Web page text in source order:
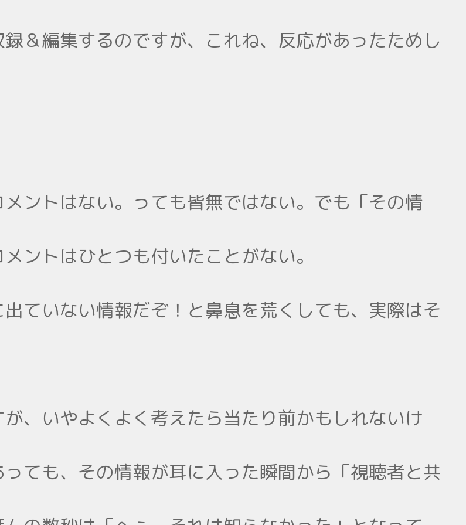
＆編集するのですが、これね、反応があったためし
ントはない。っても皆無ではない。でも「その情
ントはひとつも付いたことがない。
ていない情報だぞ！と鼻息を荒くしても、実際はそ
、いやよくよく考えたら当たり前かもしれないけ
ても、その情報が耳に入った瞬間から「視聴者と共